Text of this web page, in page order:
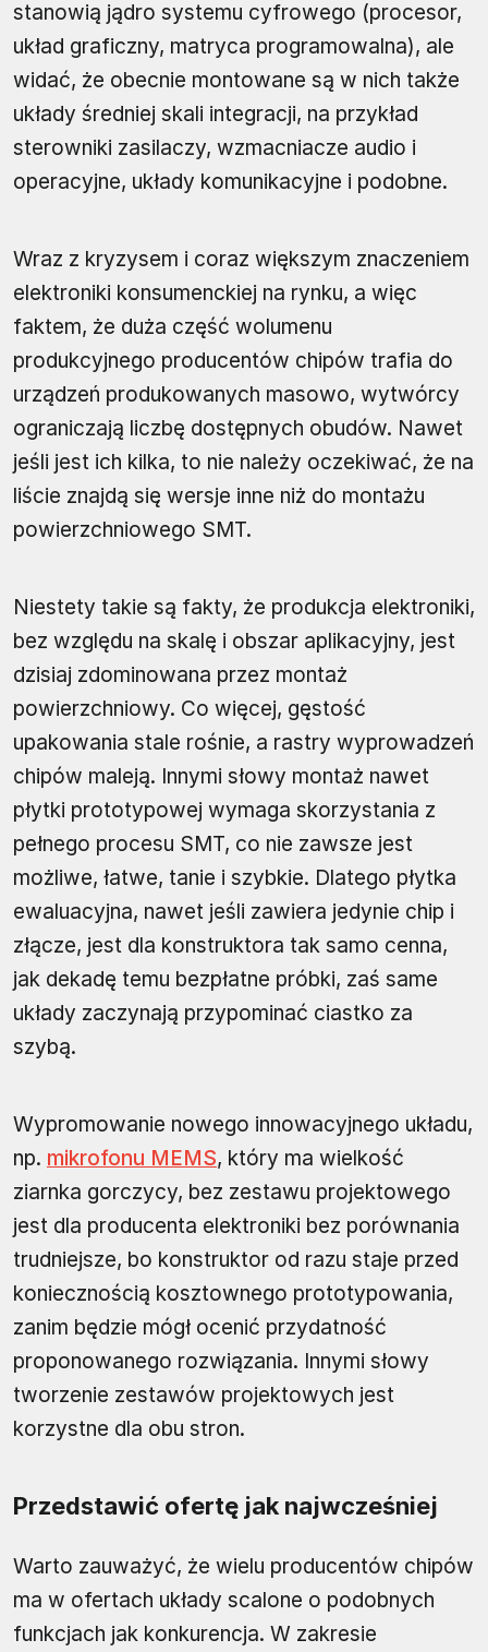
stanowią jądro systemu cyfrowego (procesor,
układ graficzny, matryca programowalna), ale
widać, że obecnie montowane są w nich także
układy średniej skali integracji, na przykład
sterowniki zasilaczy, wzmacniacze audio i
operacyjne, układy komunikacyjne i podobne.
Wraz z kryzysem i coraz większym znaczeniem
elektroniki konsumenckiej na rynku, a więc
faktem, że duża część wolumenu
produkcyjnego producentów chipów trafia do
urządzeń produkowanych masowo, wytwórcy
ograniczają liczbę dostępnych obudów. Nawet
jeśli jest ich kilka, to nie należy oczekiwać, że na
liście znajdą się wersje inne niż do montażu
powierzchniowego SMT.
Niestety takie są fakty, że produkcja elektroniki,
bez względu na skalę i obszar aplikacyjny, jest
dzisiaj zdominowana przez montaż
powierzchniowy. Co więcej, gęstość
upakowania stale rośnie, a rastry wyprowadzeń
chipów maleją. Innymi słowy montaż nawet
płytki prototypowej wymaga skorzystania z
pełnego procesu SMT, co nie zawsze jest
możliwe, łatwe, tanie i szybkie. Dlatego płytka
ewaluacyjna, nawet jeśli zawiera jedynie chip i
złącze, jest dla konstruktora tak samo cenna,
jak dekadę temu bezpłatne próbki, zaś same
układy zaczynają przypominać ciastko za
szybą.
Wypromowanie nowego innowacyjnego układu,
np. mikrofonu MEMS, który ma wielkość
ziarnka gorczycy, bez zestawu projektowego
jest dla producenta elektroniki bez porównania
trudniejsze, bo konstruktor od razu staje przed
koniecznością kosztownego prototypowania,
zanim będzie mógł ocenić przydatność
proponowanego rozwiązania. Innymi słowy
tworzenie zestawów projektowych jest
korzystne dla obu stron.
Przedstawić ofertę jak najwcześniej
Warto zauważyć, że wielu producentów chipów
ma w ofertach układy scalone o podobnych
funkcjach jak konkurencja. W zakresie